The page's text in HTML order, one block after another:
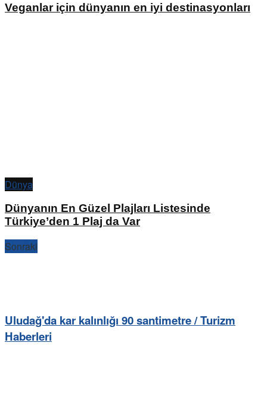
Veganlar için dünyanın en iyi destinasyonları
Dünya
Dünyanın En Güzel Plajları Listesinde
Türkiye’den 1 Plaj da Var
Sonraki
Uludağ'da kar kalınlığı 90 santimetre / Turizm
Haberleri